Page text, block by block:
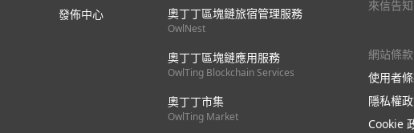
發佈中心
奧丁丁區塊鏈旅宿管理服務
OwlNest
奧丁丁區塊鏈應用服務
OwlTing Blockchain Services
奧丁丁市集
OwlTing Market
來信告知
網站條款
使用者
隱私權
Cookie